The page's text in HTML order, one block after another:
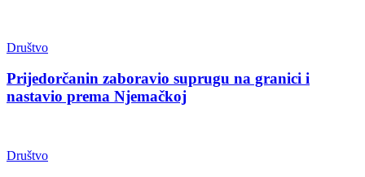
Društvo
Prijedorčanin zaboravio suprugu na granici i
nastavio prema Njemačkoj
Društvo